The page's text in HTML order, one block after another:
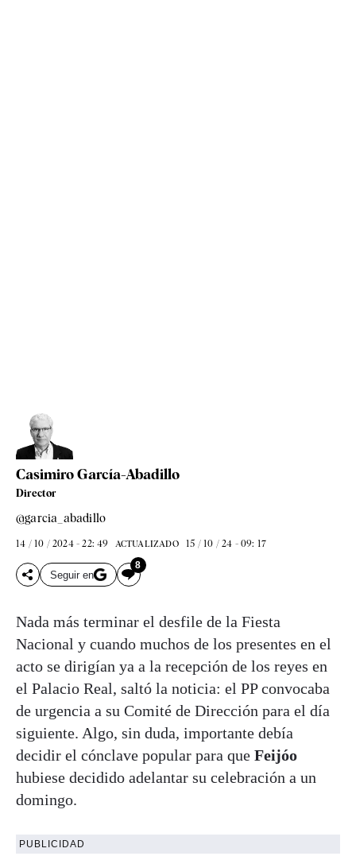
Casimiro García-Abadillo
Director
@garcia_abadillo
14 / 10 / 2024 - 22: 49 ACTUALIZADO 15 / 10 / 24 - 09: 17
Seguir en
8
Nada más terminar el desfile de la Fiesta
Nacional y cuando muchos de los presentes en el
acto se dirigían ya a la recepción de los reyes en
el Palacio Real, saltó la noticia: el PP convocaba
de urgencia a su Comité de Dirección para el día
siguiente. Algo, sin duda, importante debía
decidir el cónclave popular para que Feijóo
hubiese decidido adelantar su celebración a un
domingo.
PUBLICIDAD